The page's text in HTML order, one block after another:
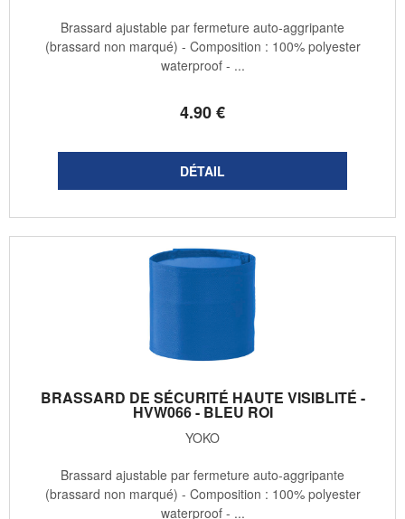
4.90€
Brassard ajustable par fermeture auto-aggripante
(brassard non marqué) - Composition : 100% polyester
waterproof - ...
BRASSARD DE SÉCURITÉ HAUTE VISIBLITÉ -
HVW066 - BLEU ROI
YOKO
Brassard ajustable par fermeture auto-aggripante
(brassard non marqué) - Composition : 100% polyester
waterproof - ...